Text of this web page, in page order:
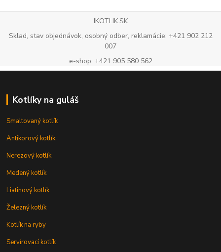
IKOTLIK.SK
Sklad, stav objednávok, osobný odber, reklamácie: +421 902 212
007
e-shop: +421 905 580 562
Kotlíky na guláš
Smaltovaný kotlík
Antikorový kotlík
Nerezový kotlík
Medený kotlík
Liatinový kotlík
Železný kotlík
Kotlík na ryby
Servírovací kotlík